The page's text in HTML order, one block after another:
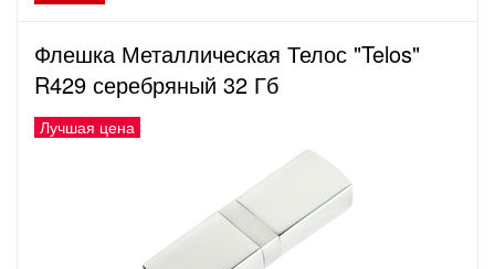
Флешка Металлическая Телос "Telos"
R429 серебряный 32 Гб
Лучшая цена